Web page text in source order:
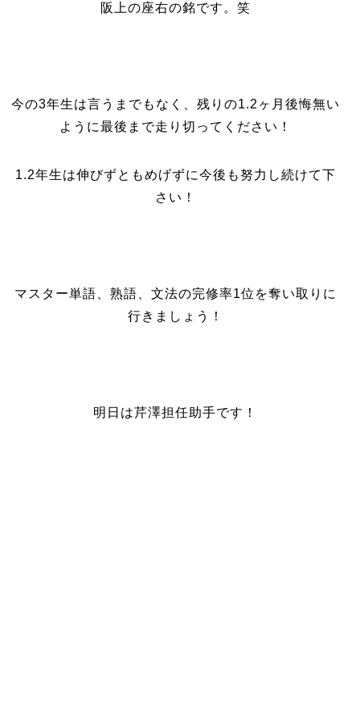
阪上の座右の銘です。笑
今の3年生は言うまでもなく、残りの1.2ヶ月後悔無い
ように最後まで走り切ってください！
1.2年生は伸びずともめげずに今後も努力し続けて下
さい！
マスター単語、熟語、文法の完修率1位を奪い取りに
行きましょう！
明日は芹澤担任助手です！